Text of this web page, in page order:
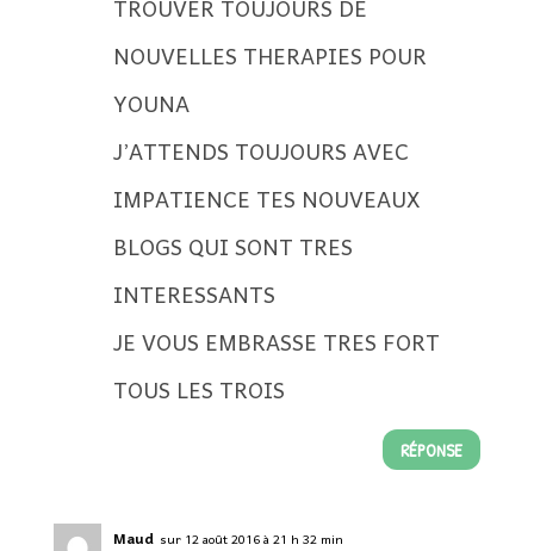
TROUVER TOUJOURS DE
NOUVELLES THERAPIES POUR
YOUNA
J’ATTENDS TOUJOURS AVEC
IMPATIENCE TES NOUVEAUX
BLOGS QUI SONT TRES
INTERESSANTS
JE VOUS EMBRASSE TRES FORT
TOUS LES TROIS
RÉPONSE
Maud sur 12 août 2016 à 21 h 32 min